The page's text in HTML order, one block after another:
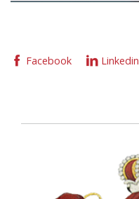
Facebook Linkedin